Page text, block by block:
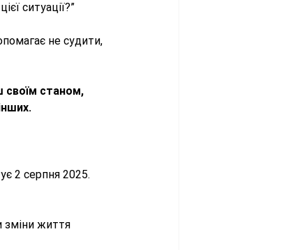
ситуації?”
не судити,
своїм станом,
2 серпня 2025.
зміни життя